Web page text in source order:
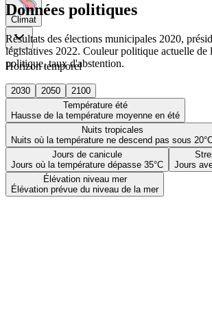
Climat
Horizon temporel
2030 2050
2100
Température été
Hausse de la température moyenne en été
Nuits tropicales
Nuits où la température ne descend pas sous
Jours de canicule
Jours où la température dépasse 35°C
Jours
Élévation niveau mer
Élévation prévue du niveau de la mer
Données politiques
Résultats des élections municipales 2020,
législatives 2022. Couleur politique actuelle de
politique, taux d'abstention.